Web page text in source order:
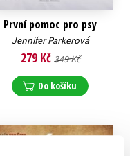
První pomoc pro psy
Jennifer Parkerová
279 Kč 349 Kč
Do košíku